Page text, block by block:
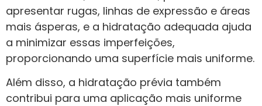
apresentar rugas, linhas de expressão e áreas
mais ásperas, e a hidratação adequada ajuda
a minimizar essas imperfeições,
proporcionando uma superfície mais uniforme.
Além disso, a hidratação prévia também
contribui para uma aplicação mais uniforme